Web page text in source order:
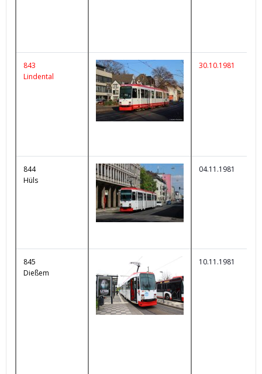
843
Lindental
30.10.1981
844
Hüls
04.11.1981
845
Dießem
10.11.1981